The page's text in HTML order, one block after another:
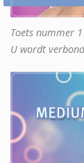
Toets nummer
U wordt